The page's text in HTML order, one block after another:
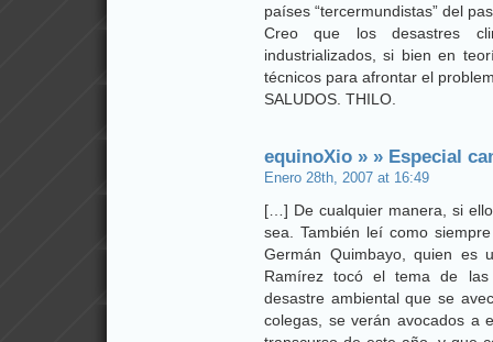
países “tercermundistas” del
Creo que los desastres
industrializados, si bien en
técnicos para afrontar el
SALUDOS. THILO.
equinoXio » » Especial
Enero 28th, 2007 at 16:49
[…] De cualquier manera, si
sea. También leí como
Germán Quimbayo, quien es
Ramírez tocó el tema de las
desastre ambiental que se
colegas, se verán avocados a